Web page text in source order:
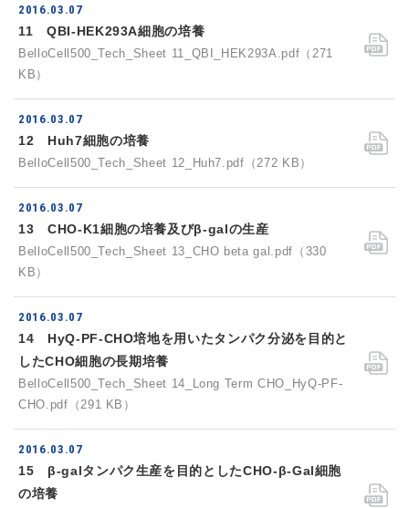
2016.03.07
11 QBI-HEK293A細胞の培養
BelloCell500_Tech_Sheet 11_QBI_HEK293A.pdf（271
KB）
2016.03.07
12 Huh7細胞の培養
BelloCell500_Tech_Sheet 12_Huh7.pdf（272 KB）
2016.03.07
13 CHO-K1細胞の培養及びβ-galの生産
BelloCell500_Tech_Sheet 13_CHO beta gal.pdf（330
KB）
2016.03.07
14 HyQ-PF-CHO培地を用いたタンパク分泌を目的と
したCHO細胞の長期培養
BelloCell500_Tech_Sheet 14_Long Term CHO_HyQ-PF-
CHO.pdf（291 KB）
2016.03.07
15 β-galタンパク生産を目的としたCHO-β-Gal細胞
の培養